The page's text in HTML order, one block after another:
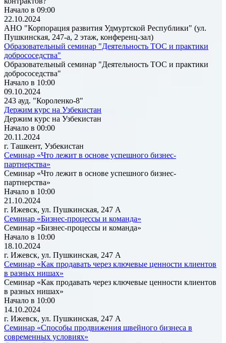
Начало в 09:00
22.10.2024
АНО "Корпорация развития Удмуртской Республики" (ул.
Пушкинская, 247-а, 2 этаж, конференц-зал)
Образовательный семинар "Деятельность ТОС и практики
добрососедства"
Образовательный семинар "Деятельность ТОС и практики
добрососедства"
Начало в 10:00
09.10.2024
243 ауд. "Короленко-8"
Держим курс на Узбекистан
Держим курс на Узбекистан
Начало в 00:00
20.11.2024
г. Ташкент, Узбекистан
Семинар «Что лежит в основе успешного бизнес-
партнерства»
Семинар «Что лежит в основе успешного бизнес-
партнерства»
Начало в 10:00
21.10.2024
г. Ижевск, ул. Пушкинская, 247 А
Семинар «Бизнес-процессы и команда»
Семинар «Бизнес-процессы и команда»
Начало в 10:00
18.10.2024
г. Ижевск, ул. Пушкинская, 247 А
Семинар «Как продавать через ключевые ценности клиентов
в разных нишах»
Семинар «Как продавать через ключевые ценности клиентов
в разных нишах»
Начало в 10:00
14.10.2024
г. Ижевск, ул. Пушкинская, 247 А
Семинар «Способы продвижения швейного бизнеса в
современных условиях»